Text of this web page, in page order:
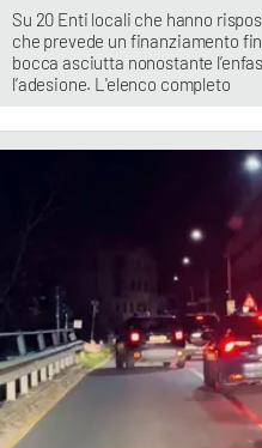
Su 20 Enti locali che hanno
che prevede un finanziamento
bocca asciutta nonostante
l’adesione. L'elenco completo